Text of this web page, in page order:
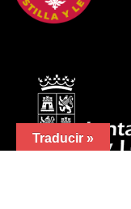
Traducir »